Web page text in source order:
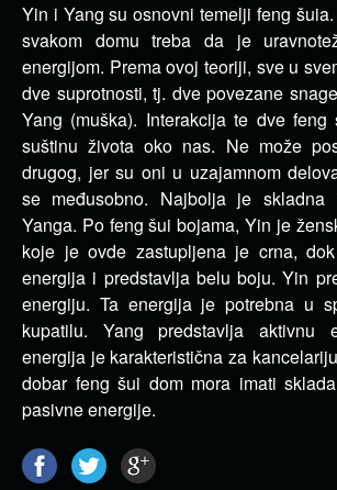
Yin i Yang su osnovni temelji feng
svakom domu treba da je
energijom. Prema ovoj teoriji, sve u
dve suprotnosti, tj. dve povezane
Yang (muška). Interakcija te dve feng
suštinu života oko nas. Ne može
drugog, jer su oni u uzajamnom
se međusobno. Najbolja je
Yanga. Po feng šui bojama, Yin je
koje je ovde zastupljena je crna,
energija i predstavlja belu boju. Yin
energiju. Ta energija je potrebna u
kupatilu. Yang predstavlja aktivnu
energija je karakteristična za
dobar feng šui dom mora imati
pasivne energije.